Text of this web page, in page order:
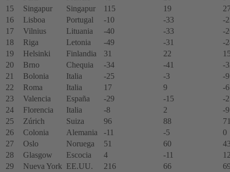
15
Singapur Singapur 115 19
16
Lisboa Portugal -10 -33
-
17
Vilnius Lituania -40 -33
-
18
Riga Letonia -49 -31
-
19
Helsinki Finlandia 31 22
20
Brno Chequia -34 -41
-
21
Bolonia Italia -25 -3
-9
22
Roma Italia 17 9
-6
23
Valencia España -29 -15
-
24
Florencia Italia -8 2
-9
25
Zúrich Suiza 96 88
26
Colonia Alemania -11 -5
0
27
Oslo Noruega 51 60
28
Glasgow Escocia 4 -11
29
Nueva York EE.UU. 216 66